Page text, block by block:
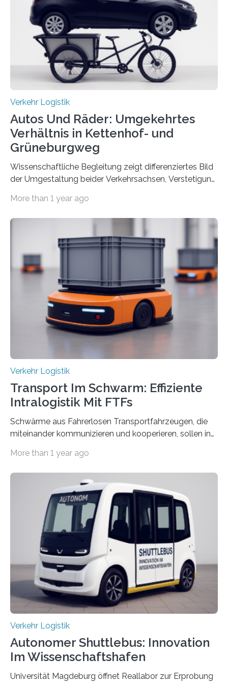
Part A: Policy and Practice vom 5. August 2025 online
veröffentlicht. Die deutschen Autobahnen sind…
Verkehr Logistik
Autos Und Räder: Umgekehrtes
Verhältnis in Kettenhof- und
Grüneburgweg
Wissenschaftliche Begleitung zeigt differenziertes Bild
der Umgestaltung beider Verkehrsachsen, Verstetigung
fördern sowie die Wohn- und Aufenthaltsqualität zu
an der Achse Kettenhofweg/Robert-Mayer-Straße
durch. Wie diese angenommen werden und was sie
bewirken, haben Forscher*innen der Frankfurt University
of Applied Sciences (Frankfurt UAS) untersucht und
ziehen insgesamt eine positive Bilanz. Gemeinsam mit
Vertreter*innen der Stadt Frankfurt stellten sie am 15.
Mai 2025…
More than 1 year ago
Verkehr Logistik
Transport Im Schwarm: Effiziente
Intralogistik Mit FTFs
Schwärme aus Fahrerlosen Transportfahrzeugen, die
miteinander kommunizieren und kooperieren, sollen in
An dieser innovativen Idee arbeiten Forschende aus
das Fraunhofer Institut für Integrierte Schaltungen IIS
die kommunikationstechnische Umsetzung erforscht,
untersucht das IPH – Institut für Integrierte Produktion
Hannover gGmbH anhand von
Materialflusssimulationen, ob die dezentrale Steuerung
effizienter ist als die zentrale Steuerung. Dafür sucht
das IPH noch Unternehmen, die Interesse daran haben,
am realen Beispiel ihrer Fabrik…
More than 1 year ago
Verkehr Logistik
Autonomer Shuttlebus: Innovation
Im Wissenschaftshafen
Universität Magdeburg öffnet Reallabor zur Erprobung